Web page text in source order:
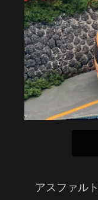
アスファル